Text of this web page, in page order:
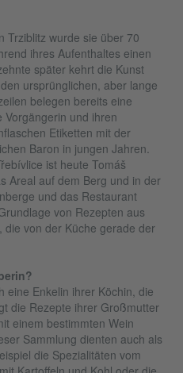
Trziblitz wurde sie über 70
ihres Aufenthaltes einen
später kehrt die Kunst
ursprünglichen, aber lange
belegen bereits eine
Vorgängerin und ihren
Etiketten mit der
Baron in jungen Jahren.
ist heute Tomáš
Areal auf dem Berg und in der
und das Restaurant
von Rezepten aus
von der Küche gerade der
eine Enkelin ihrer Köchin, die
die Rezepte ihrer Großmutter
einem bestimmten Wein
Sammlung dienten auch als
die Spezialitäten vom